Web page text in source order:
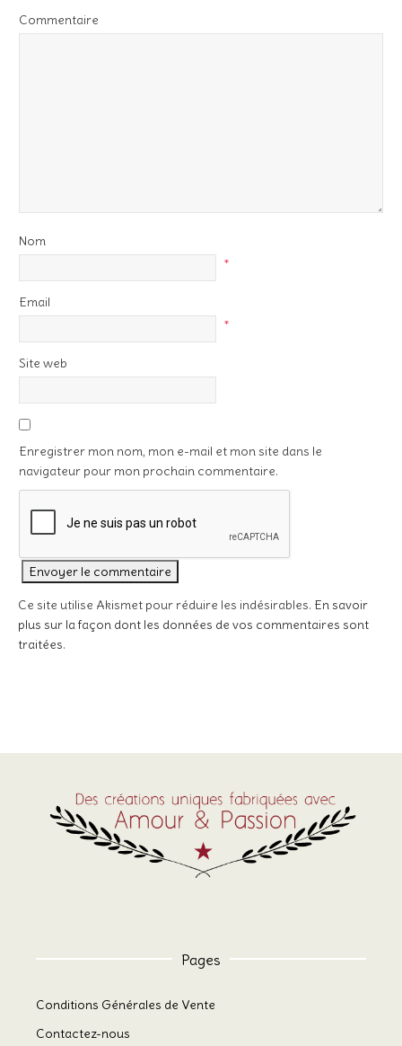
Commentaire
Nom
*
Email
*
Site web
Enregistrer mon nom, mon e-mail et mon site dans le
navigateur pour mon prochain commentaire.
Ce site utilise Akismet pour réduire les indésirables. En savoir
plus sur la façon dont les données de vos commentaires sont
traitées.
Pages
Conditions Générales de Vente
Contactez-nous